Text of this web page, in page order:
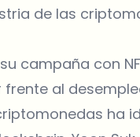
de las
campaña con
al
ha